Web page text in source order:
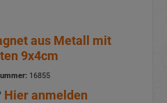
aus Metall mit
9x4cm
16855
Hier anmelden